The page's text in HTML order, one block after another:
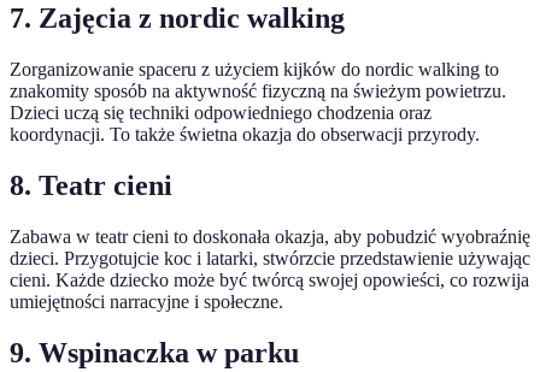
7. Zajęcia z nordic walking
Zorganizowanie spaceru z użyciem kijków do nordic walking to
znakomity sposób na aktywność fizyczną na świeżym powietrzu.
Dzieci uczą się techniki odpowiedniego chodzenia oraz
koordynacji. To także świetna okazja do obserwacji przyrody.
8. Teatr cieni
Zabawa w teatr cieni to doskonała okazja, aby pobudzić wyobraźnię
dzieci. Przygotujcie koc i latarki, stwórzcie przedstawienie używając
cieni. Każde dziecko może być twórcą swojej opowieści, co rozwija
umiejętności narracyjne i społeczne.
9. Wspinaczka w parku